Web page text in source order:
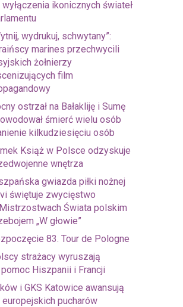
ikonicznych świateł
wydrukuj, schwytany”:
marines przechwycili
żołnierzy
film
ostrzał na Bałakliję i Sumę
śmierć wielu osób
kilkudziesięciu osób
Książ w Polsce odzyskuje
wnętrza
gwiazda piłki nożnej
świętuje zwycięstwo
Świata polskim
„W głowie”
83. Tour de Pologne
strażacy wyruszają
pomoc Hiszpanii i Francji
i GKS Katowice awansują
europejskich pucharów